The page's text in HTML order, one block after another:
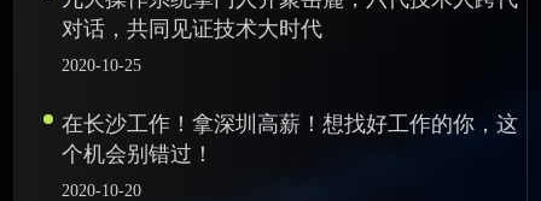
对话，共同见证技术大时代
2020-10-25
在长沙工作！拿深圳高薪！想找好工作的你，这
个机会别错过！
2020-10-20